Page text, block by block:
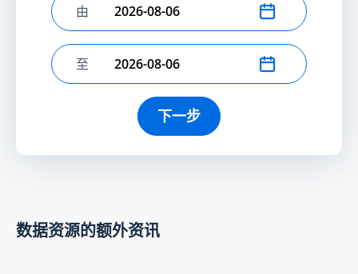
选择开始日期
由
选择结束日期
至
下一步
数据资源的额外资讯